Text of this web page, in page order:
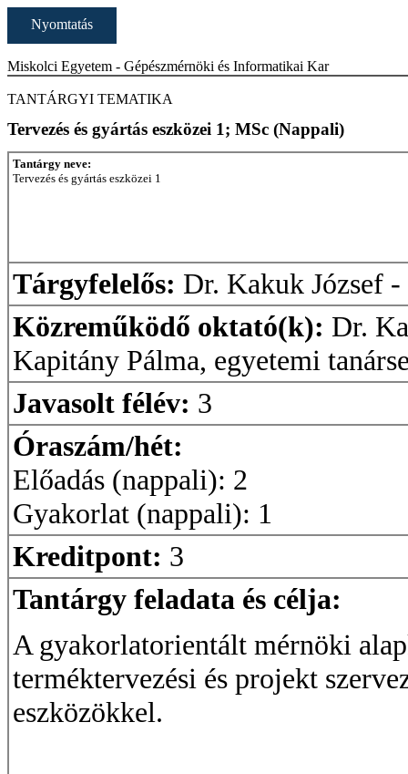
Nyomtatás
Miskolci Egyetem - Gépészmérnöki és Informatikai Kar
TANTÁRGYI TEMATIKA
Tervezés és gyártás eszközei 1; MSc (Nappali)
Tantárgy neve:
Tervezés és gyártás eszközei 1
Tárgyfelelős: Dr. Kakuk József
Közreműködő oktató(k): Dr.
Kapitány Pálma, egyetemi
Javasolt félév: 3
Óraszám/hét:
Előadás (nappali): 2
Gyakorlat (nappali): 1
Kreditpont: 3
Tantárgy feladata és célja:
A gyakorlatorientált mérnöki
terméktervezési és projekt
eszközökkel.